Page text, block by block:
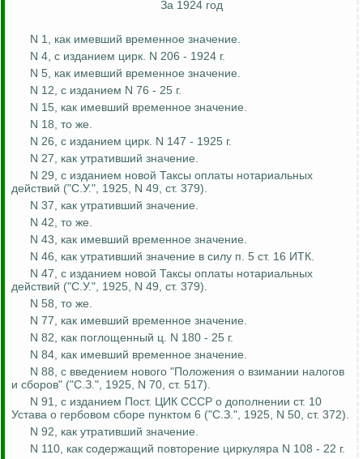
За 1924 год
N 1, как имевший временное значение.
N 4, с изданием цирк. N 206 - 1924 г.
N 5, как имевший временное значение.
N 12, с изданием N 76 - 25 г.
N 15, как имевший временное значение.
N 18, то же.
N 26, с изданием цирк. N 147 - 1925 г.
N 27, как утративший значение.
N 29, с изданием новой Таксы оплаты нотариальных
действий ("С.У.", 1925, N 49, ст. 379).
N 37, как утративший значение.
N 42, то же.
N 43, как имевший временное значение.
N 46, как утративший значение в силу п. 5 ст. 16 ИТК.
N 47, с изданием новой Таксы оплаты нотариальных
действий ("С.У.", 1925, N 49, ст. 379).
N 58, то же.
N 77, как имевший временное значение.
N 82, как поглощенный ц. N 180 - 25 г.
N 84, как имевший временное значение.
N 88, с введением нового "Положения о взимании налогов
и сборов" ("С.З.", 1925, N 70, ст. 517).
N 91, с изданием Пост. ЦИК СССР о дополнении ст. 10
Устава о гербовом сборе пунктом 6 ("С.З.", 1925, N 50, ст. 372).
N 92, как утративший значение.
N 110, как содержащий повторение циркуляра N 108 - 22 г.